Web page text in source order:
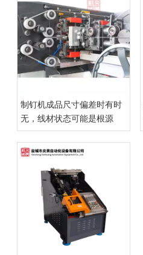
制钉机成品尺寸偏差时有时
无，线材状态可能是根源